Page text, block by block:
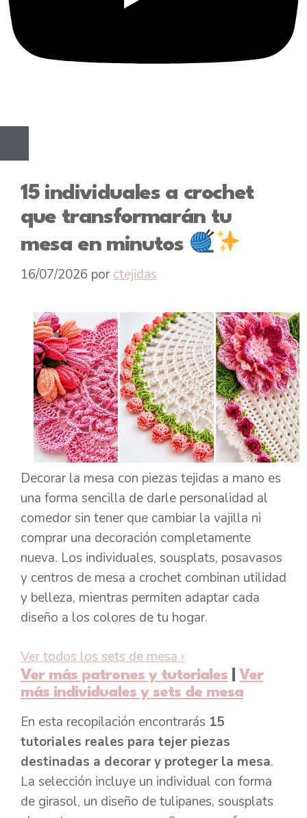
15 individuales a crochet
que transformarán tu
mesa en minutos
16/07/2026 porctejidas
Decorar la mesa con piezas tejidas a mano es
una forma sencilla de darle personalidad al
comedor sin tener que cambiar la vajilla ni
comprar una decoración completamente
nueva. Los individuales, sousplats, posavasos
y centros de mesa a crochet combinan utilidad
y belleza, mientras permiten adaptar cada
diseño a los colores de tu hogar.
Ver todos los sets de mesa ›
Ver más patrones y tutoriales
Ver
más individuales y sets de mesa
En esta recopilación encontrarás 15
tutoriales reales para tejer piezas
destinadas a decorar y proteger la mesa.
La selección incluye un individual con forma
de girasol, un diseño de tulipanes, sousplats